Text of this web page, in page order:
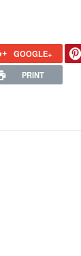
GOOGLE+
PRINT